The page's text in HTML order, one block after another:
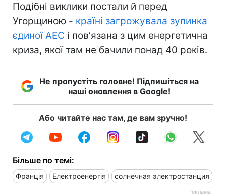
Подібні виклики постали й перед
Угорщиною - країні загрожувала зупинка
єдиної АЕС і повʼязана з цим енергетична
криза, якої там не бачили понад 40 років.
Не пропустіть головне! Підпишіться на
наші оновлення в Google!
Або читайте нас там, де вам зручно!
Більше по темі:
Франція Електроенергія солнечная электростанция